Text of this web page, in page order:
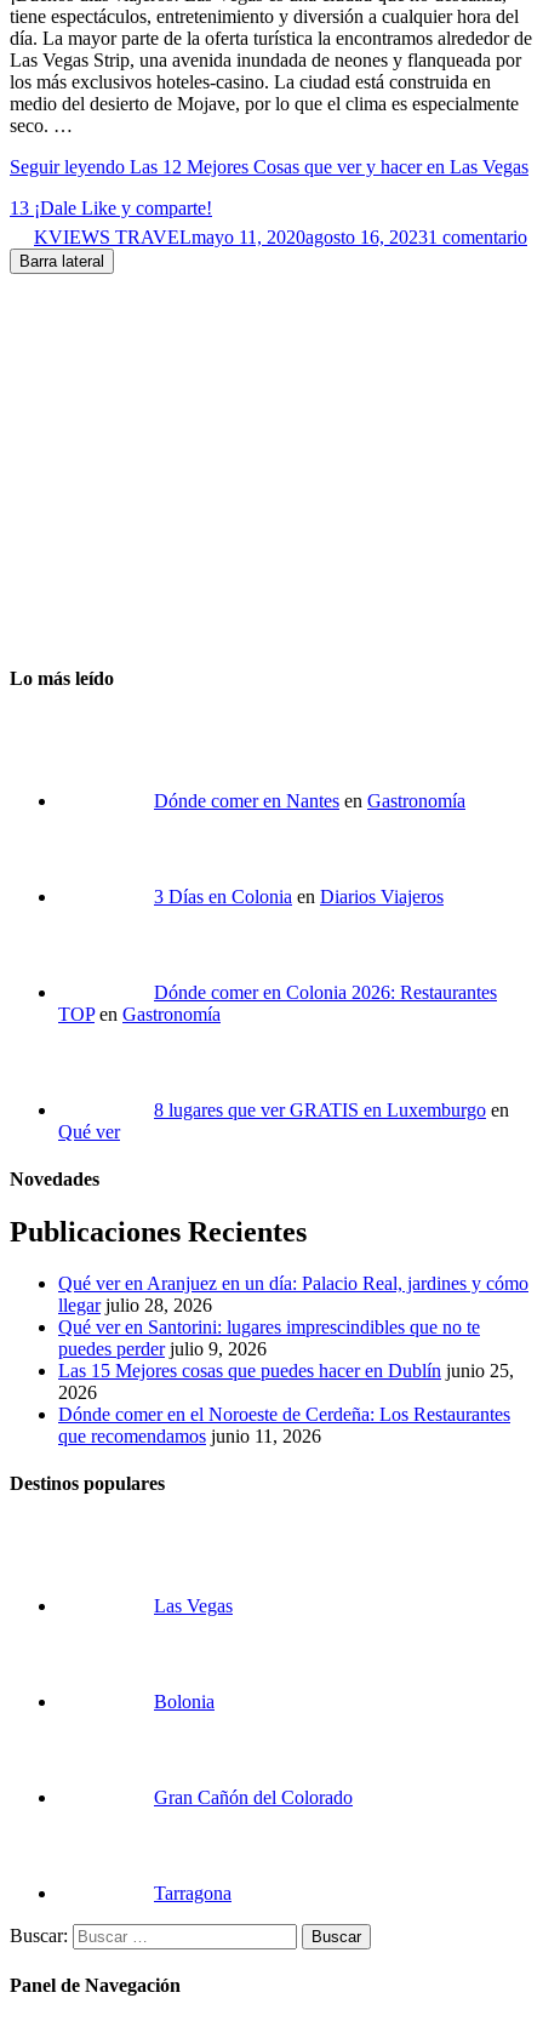
tiene espectáculos, entretenimiento y diversión a cualquier hora del
día. La mayor parte de la oferta turística la encontramos alrededor de
Las Vegas Strip, una avenida inundada de neones y flanqueada por
los más exclusivos hoteles-casino. La ciudad está construida en
medio del desierto de Mojave, por lo que el clima es especialmente
seco. …
Seguir leyendo Las 12 Mejores Cosas que ver y hacer en Las Vegas
13 ¡Dale Like y comparte!
KVIEWS TRAVELmayo 11, 2020agosto 16, 20231 comentario
Barra lateral
Lo más leído
Dónde comer en Nantes en Gastronomía
3 Días en Colonia en Diarios Viajeros
Dónde comer en Colonia 2026: Restaurantes
TOP en Gastronomía
8 lugares que ver GRATIS en Luxemburgo en
Qué ver
Novedades
Publicaciones Recientes
Qué ver en Aranjuez en un día: Palacio Real, jardines y cómo
llegar julio 28, 2026
Qué ver en Santorini: lugares imprescindibles que no te
puedes perder julio 9, 2026
Las 15 Mejores cosas que puedes hacer en Dublín junio 25,
2026
Dónde comer en el Noroeste de Cerdeña: Los Restaurantes
que recomendamos junio 11, 2026
Destinos populares
Las Vegas
Bolonia
Gran Cañón del Colorado
Tarragona
Buscar:
Panel de Navegación